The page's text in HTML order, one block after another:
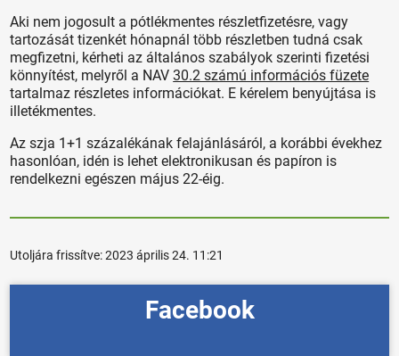
Aki nem jogosult a pótlékmentes részletfizetésre, vagy
tartozását tizenkét hónapnál több részletben tudná csak
megfizetni, kérheti az általános szabályok szerinti fizetési
könnyítést, melyről a NAV30.2 számú információs füzete
tartalmaz részletes információkat. E kérelem benyújtása is
illetékmentes.
Az szja 1+1 százalékának felajánlásáról, a korábbi évekhez
hasonlóan, idén is lehet elektronikusan és papíron is
rendelkezni egészen május 22-éig.
Utoljára frissítve:2023 április 24. 11:21
Facebook